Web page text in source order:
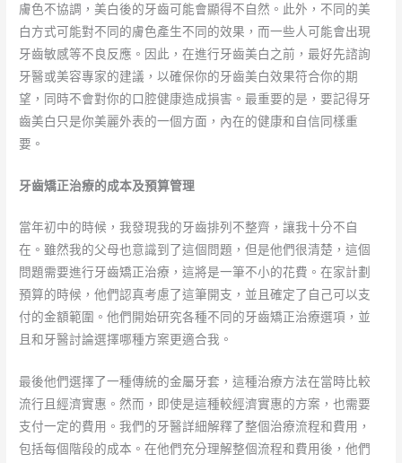
膚色不協調，美白後的牙齒可能會顯得不自然。此外，不同的美
白方式可能對不同的膚色產生不同的效果，而一些人可能會出現
牙齒敏感等不良反應。因此，在進行牙齒美白之前，最好先諮詢
牙醫或美容專家的建議，以確保你的牙齒美白效果符合你的期
望，同時不會對你的口腔健康造成損害。最重要的是，要記得牙
齒美白只是你美麗外表的一個方面，內在的健康和自信同樣重
要。
牙齒矯正治療的成本及預算管理
當年初中的時候，我發現我的牙齒排列不整齊，讓我十分不自
在。雖然我的父母也意識到了這個問題，但是他們很清楚，這個
問題需要進行牙齒矯正治療，這將是一筆不小的花費。在家計劃
預算的時候，他們認真考慮了這筆開支，並且確定了自己可以支
付的金額範圍。他們開始研究各種不同的牙齒矯正治療選項，並
且和牙醫討論選擇哪種方案更適合我。
最後他們選擇了一種傳統的金屬牙套，這種治療方法在當時比較
流行且經濟實惠。然而，即使是這種較經濟實惠的方案，也需要
支付一定的費用。我們的牙醫詳細解釋了整個治療流程和費用，
包括每個階段的成本。在他們充分理解整個流程和費用後，他們